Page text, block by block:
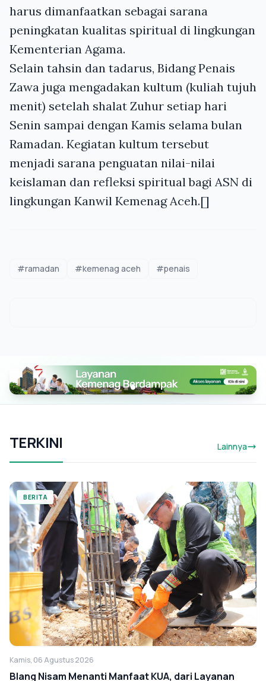
harus dimanfaatkan sebagai sarana
peningkatan kualitas spiritual di lingkungan
Kementerian Agama.
Selain tahsin dan tadarus, Bidang Penais
Zawa juga mengadakan kultum (kuliah tujuh
menit) setelah shalat Zuhur setiap hari
Senin sampai dengan Kamis selama bulan
Ramadan. Kegiatan kultum tersebut
menjadi sarana penguatan nilai-nilai
keislaman dan refleksi spiritual bagi ASN di
lingkungan Kanwil Kemenag Aceh.[]
#ramadan #kemenag aceh #penais
TERKINI Lainnya
BERITA
Kamis, 06 Agustus 2026
Blang Nisam Menanti Manfaat KUA, dari Layanan